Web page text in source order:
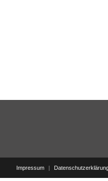
Impressum |